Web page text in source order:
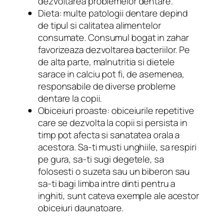
Dieta: multe patologii dentare depind
de tipul si calitatea alimentelor
consumate. Consumul bogat in zahar
favorizeaza dezvoltarea bacteriilor. Pe
de alta parte, malnutritia si dietele
sarace in calciu pot fi, de asemenea,
responsabile de diverse probleme
dentare la copii.
Obiceiuri proaste: obiceiurile repetitive
care se dezvolta la copii si persista in
timp pot afecta si sanatatea orala a
acestora. Sa-ti musti unghiile, sa respiri
pe gura, sa-ti sugi degetele, sa
folosesti o suzeta sau un biberon sau
sa-ti bagi limba intre dinti pentru a
inghiti, sunt cateva exemple ale acestor
obiceiuri daunatoare.